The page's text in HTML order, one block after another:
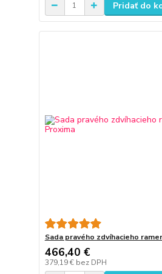
Pridať do
Sada pravého zdvíhacieho
466,40 €
379,19 € bez DPH